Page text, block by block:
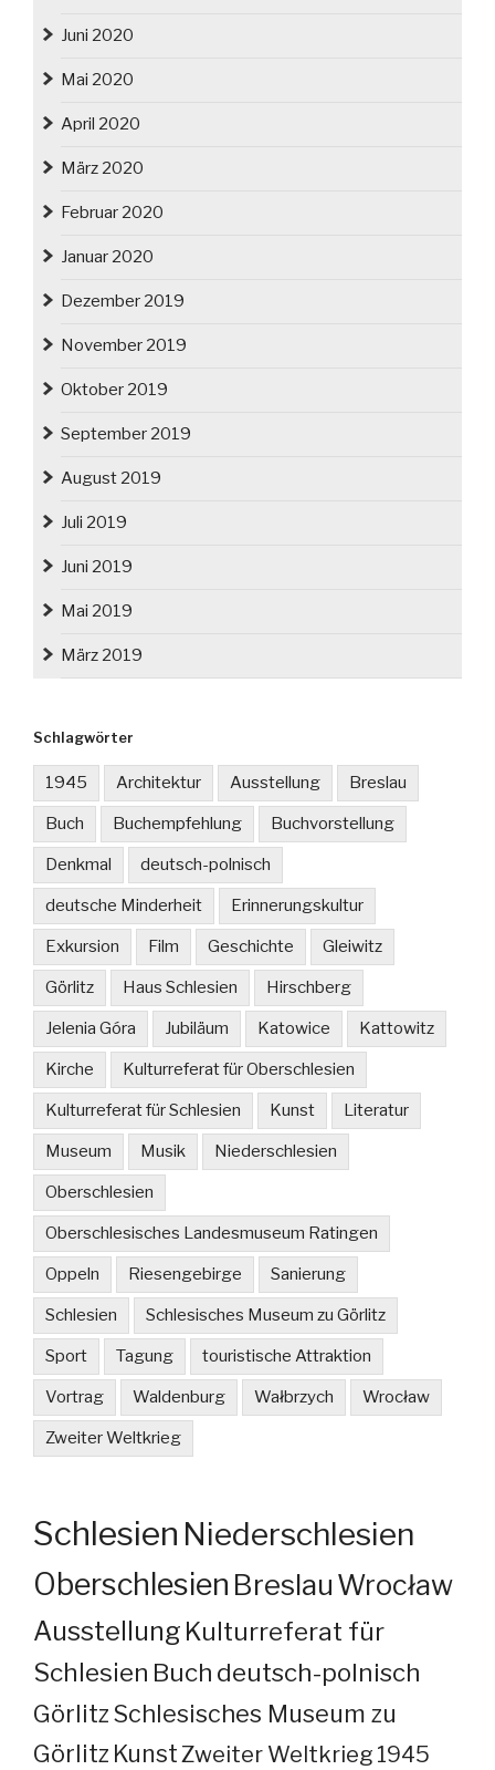
Juni 2020
Mai 2020
April 2020
März 2020
Februar 2020
Januar 2020
Dezember 2019
November 2019
Oktober 2019
September 2019
August 2019
Juli 2019
Juni 2019
Mai 2019
März 2019
Schlagwörter
1945 Architektur Ausstellung Breslau
Buch Buchempfehlung Buchvorstellung
Denkmal deutsch-polnisch
deutsche Minderheit Erinnerungskultur
Exkursion Film Geschichte Gleiwitz
Görlitz Haus Schlesien Hirschberg
Jelenia Góra Jubiläum Katowice Kattowitz
Kirche Kulturreferat für Oberschlesien
Kulturreferat für Schlesien Kunst Literatur
Museum Musik Niederschlesien
Oberschlesien
Oberschlesisches Landesmuseum Ratingen
Oppeln Riesengebirge Sanierung
Schlesien Schlesisches Museum zu Görlitz
Sport Tagung touristische Attraktion
Vortrag Waldenburg Wałbrzych Wrocław
Zweiter Weltkrieg
Schlesien Niederschlesien
Oberschlesien Breslau Wrocław
Ausstellung Kulturreferat für
Schlesien Buch deutsch-polnisch
GörlitzSchlesisches Museum zu
Görlitz KunstZweiter Weltkrieg 1945